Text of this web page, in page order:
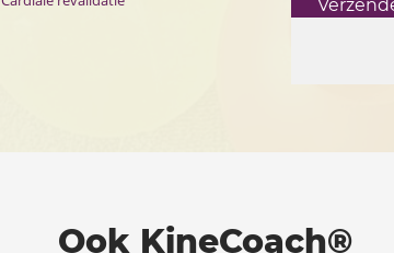
Ook KineCoach®